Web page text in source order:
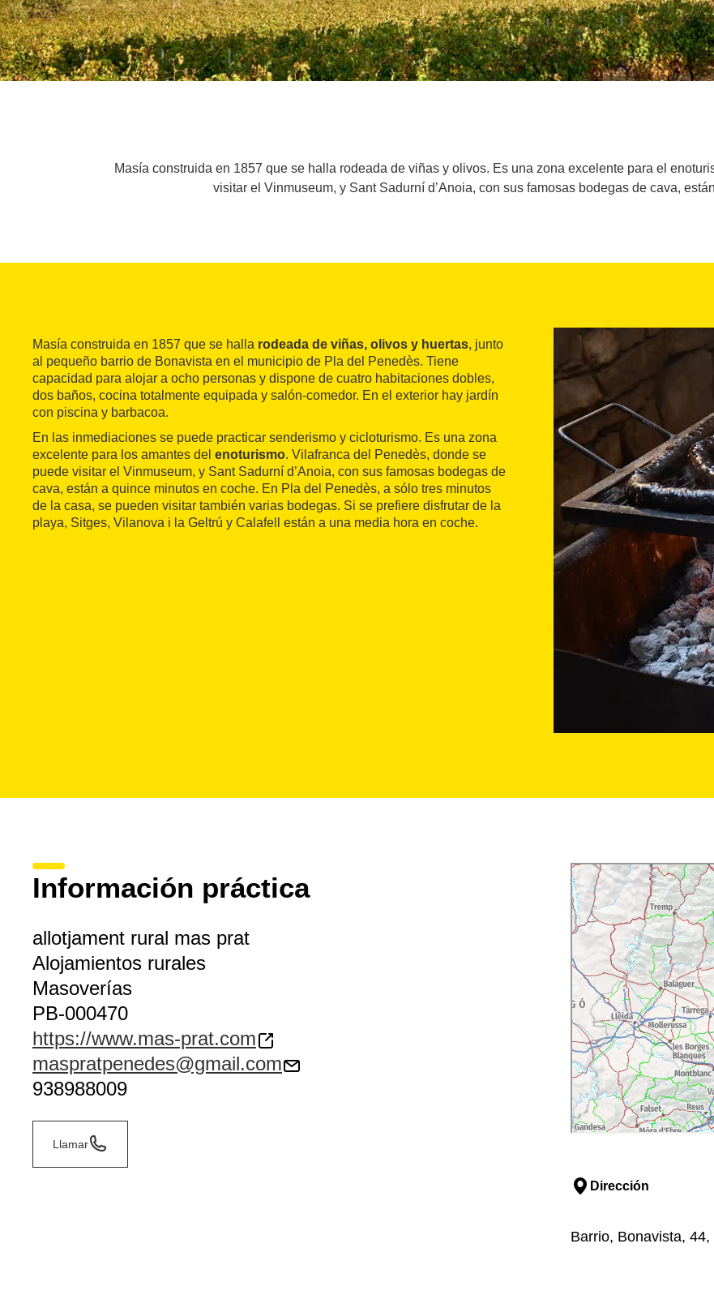
Masía construida en 1857 que se halla rodeada de viñas y olivos. Es una zona excelente para el
visitar el Vinmuseum, y Sant Sadurní d’Anoia, con sus famosas bodegas de cava,
Masía construida en 1857 que se halla rodeada de viñas, olivos y huertas, junto
al pequeño barrio de Bonavista en el municipio de Pla del Penedès. Tiene
capacidad para alojar a ocho personas y dispone de cuatro habitaciones dobles,
dos baños, cocina totalmente equipada y salón-comedor. En el exterior hay jardín
con piscina y barbacoa.
En las inmediaciones se puede practicar senderismo y cicloturismo. Es una zona
excelente para los amantes del enoturismo. Vilafranca del Penedès, donde se
puede visitar el Vinmuseum, y Sant Sadurní d’Anoia, con sus famosas bodegas de
cava, están a quince minutos en coche. En Pla del Penedès, a sólo tres minutos
de la casa, se pueden visitar también varias bodegas. Si se prefiere disfrutar de la
playa, Sitges, Vilanova i la Geltrú y Calafell están a una media hora en coche.
Información práctica
allotjament rural mas prat
Alojamientos rurales
Masoverías
PB-000470
https://www.mas-prat.com
maspratpenedes@gmail.com
938988009
Llamar
Dirección
Barrio, Bonavista,